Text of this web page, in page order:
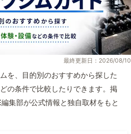
最終更新日：2026/08/10
を、目的別のおすすめから探した
の条件で比較したりできます。掲
集部が公式情報と独自取材をもと